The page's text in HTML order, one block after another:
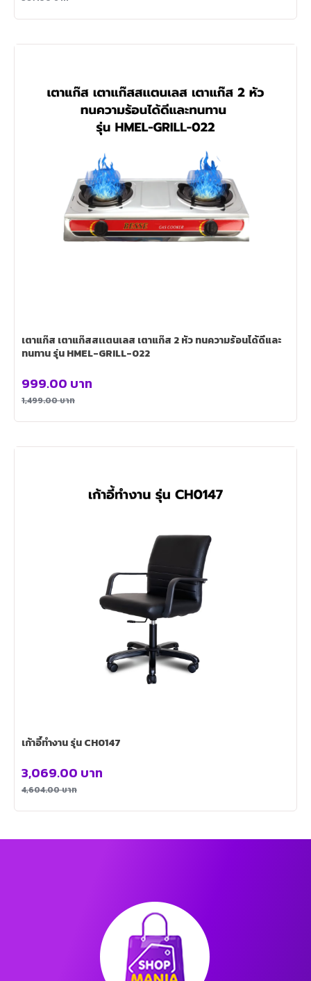
เตาแก๊ส เตาแก๊สสเเตนเลส เตาแก๊ส 2 หัว ทนความร้อนได้ดีและ
ทนทาน รุ่น HMEL-GRILL-022
1,499.00บาท
999.00 บาท
เก้าอี้ทำงาน รุ่น CH0147
4,604.00บาท
3,069.00 บาท